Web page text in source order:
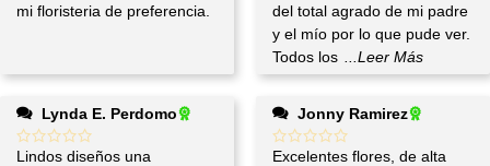
mi floristeria de preferencia.
del total agrado de mi padre
y el mío por lo que pude ver.
Todos los
...Leer Más
Lynda E. Perdomo
Lindos diseños una
Jonny Ramirez
Excelentes flores, de alta